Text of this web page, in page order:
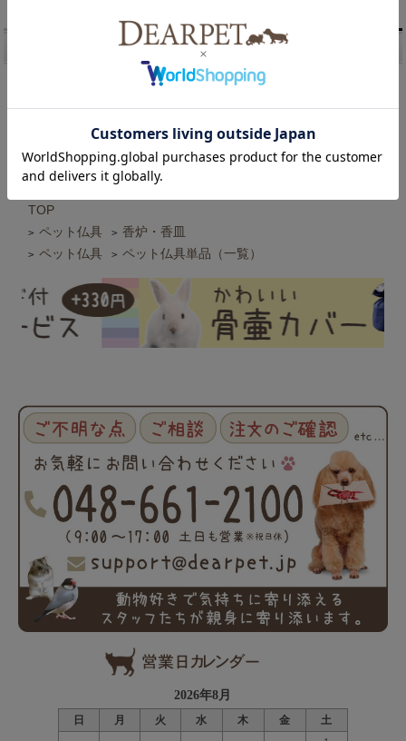
おりん 遺骨 お悔み
ありがとう
TOP
> ペット仏具 > 香炉・香皿
> ペット仏具 > ペット仏具単品（一覧）